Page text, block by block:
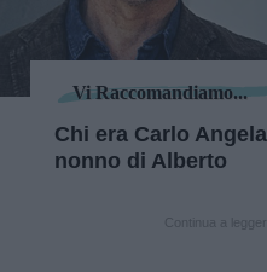
Vi Raccomandiamo...
Chi era Carlo
nonno di Alberto